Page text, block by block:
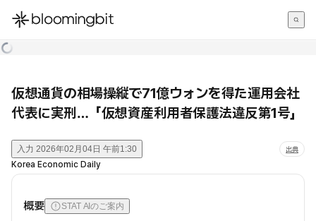
한국어
仮想通貨の相場操縦で71億ウォンを得た運用会社
代表に実刑…「仮想資産利用者保護法違反第1号」
入力 2026年02月04日 午前1:30 出典
Korea Economic Daily
概要 STAT AIのご案内